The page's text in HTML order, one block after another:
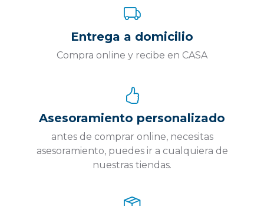
Entrega a domicilio
Compra online y recibe en CASA
Asesoramiento personalizado
antes de comprar online, necesitas
asesoramiento, puedes ir a cualquiera de
nuestras tiendas.